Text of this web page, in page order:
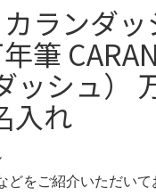
カランダ
筆 CARAN
ッシュ）
入れ
をご紹介いただいて